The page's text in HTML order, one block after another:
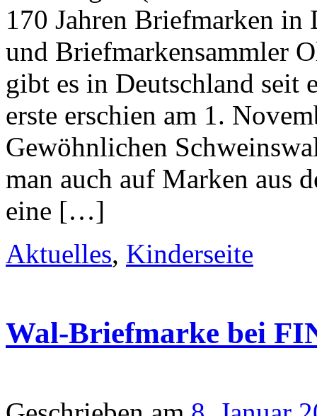
170 Jahren Briefmarken
und Briefmarkensammler
gibt es in Deutschland seit
erste erschien am 1.
Gewöhnlichen
man auch auf Marken aus
eine […]
Aktuelles, Kinderseite
Wal-Briefmarke bei